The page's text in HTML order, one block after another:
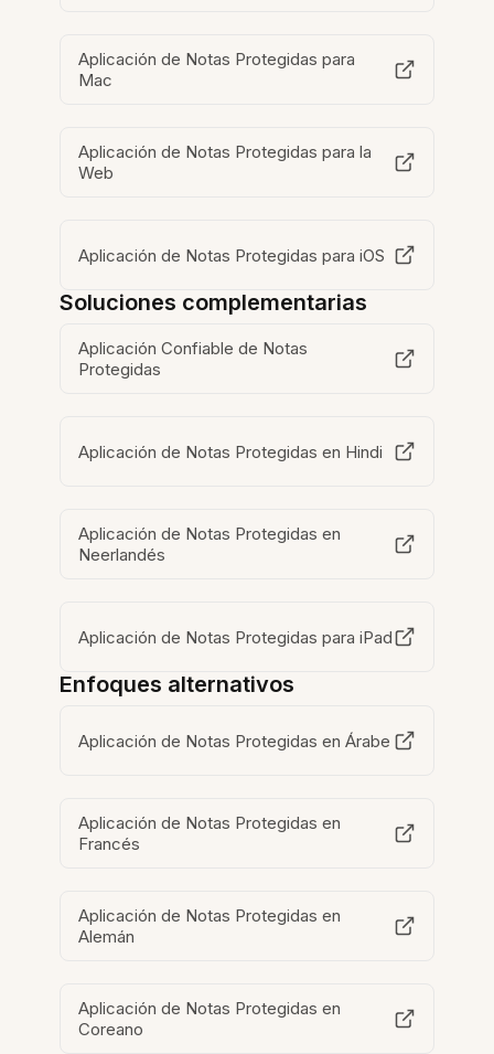
Aplicación de Notas Protegidas para
Mac
Aplicación de Notas Protegidas para la
Web
Aplicación de Notas Protegidas para iOS
Soluciones complementarias
Aplicación Confiable de Notas
Protegidas
Aplicación de Notas Protegidas en Hindi
Aplicación de Notas Protegidas en
Neerlandés
Aplicación de Notas Protegidas para iPad
Enfoques alternativos
Aplicación de Notas Protegidas en Árabe
Aplicación de Notas Protegidas en
Francés
Aplicación de Notas Protegidas en
Alemán
Aplicación de Notas Protegidas en
Coreano